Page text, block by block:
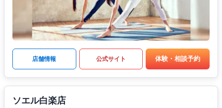
店舗情報 公式サイト 体験・相談予約
ソエル白楽店